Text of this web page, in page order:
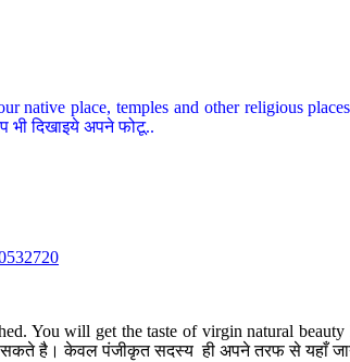
place, temples and other religious
भी दिखाइये अपने फोटू..
You will get the taste of virgin natural beauty
सकते है। केवल पंजीकृत सदस्य ही अपने तरफ से यहाँ